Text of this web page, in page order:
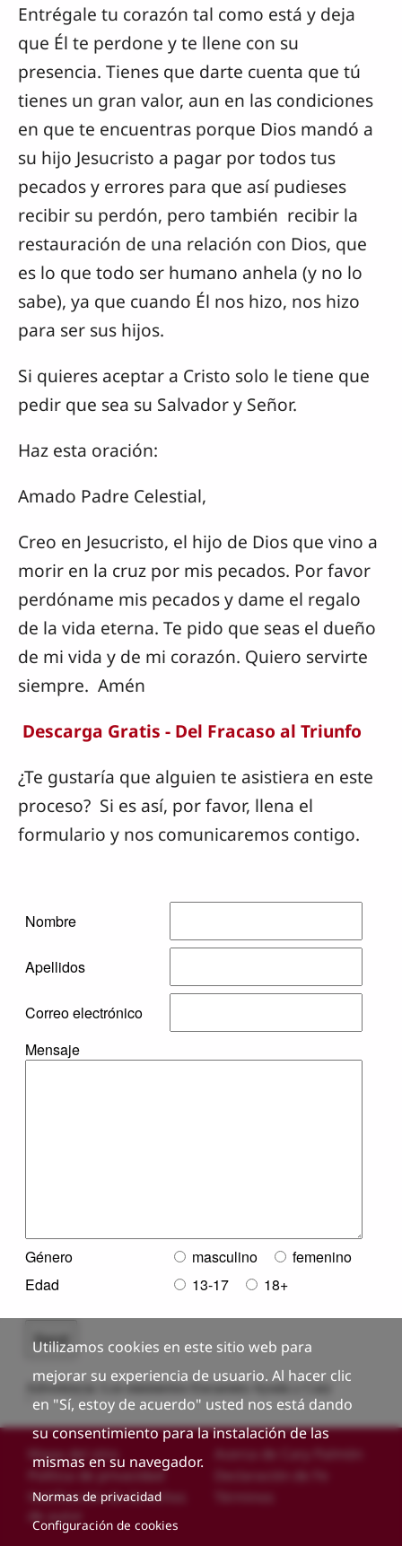
Entrégale tu corazón tal como está y deja
que Él te perdone y te llene con su
presencia. Tienes que darte cuenta que tú
tienes un gran valor, aun en las condiciones
en que te encuentras porque Dios mandó a
su hijo Jesucristo a pagar por todos tus
pecados y errores para que así pudieses
recibir su perdón, pero también recibir la
restauración de una relación con Dios, que
es lo que todo ser humano anhela (y no lo
sabe), ya que cuando Él nos hizo, nos hizo
para ser sus hijos.
Si quieres aceptar a Cristo solo le tiene que
pedir que sea su Salvador y Señor.
Haz esta oración:
Amado Padre Celestial,
Creo en Jesucristo, el hijo de Dios que vino a
morir en la cruz por mis pecados. Por favor
perdóname mis pecados y dame el regalo
de la vida eterna. Te pido que seas el dueño
de mi vida y de mi corazón. Quiero servirte
siempre. Amén
Descarga Gratis - Del Fracaso al Triunfo
¿Te gustaría que alguien te asistiera en este
proceso? Si es así, por favor, llena el
formulario y nos comunicaremos contigo.
Custom footer
Mapa del sitio
Política de privacidad
Notificación de derechos
de autor
Acerca de Cary Palmón
Declaración de Fe
Utilizamos cookies en este sitio web para
mejorar su experiencia de usuario. Al hacer clic
en "Sí, estoy de acuerdo" usted nos está dando
su consentimiento para la instalación de las
mismas en su navegador.
Normas de privacidad
Configuración de cookies